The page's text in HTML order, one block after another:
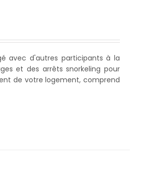
avec d'autres participants à la
et des arrêts snorkeling pour
de votre logement, comprend